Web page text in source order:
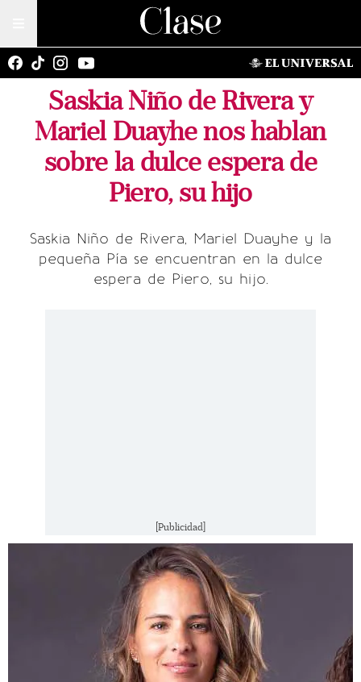
Saskia Niño de Rivera y
Mariel Duayhe nos hablan
sobre la dulce espera de
Piero, su hijo
Saskia Niño de Rivera, Mariel Duayhe y la
pequeña Pía se encuentran en la dulce
espera de Piero, su hijo.
[Publicidad]